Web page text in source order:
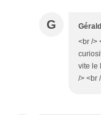
G
<br />
vite le
/> <br